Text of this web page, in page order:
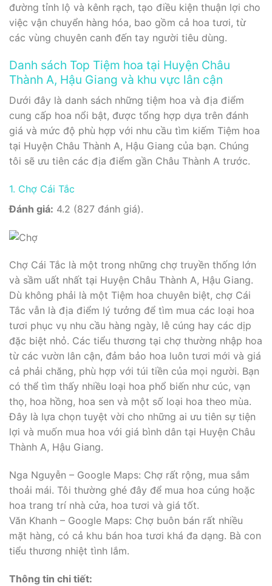
đường tỉnh lộ và kênh rạch, tạo điều kiện thuận lợi cho
việc vận chuyển hàng hóa, bao gồm cả hoa tươi, từ
các vùng chuyên canh đến tay người tiêu dùng.
Danh sách Top Tiệm hoa tại Huyện Châu
Thành A, Hậu Giang và khu vực lân cận
Dưới đây là danh sách những tiệm hoa và địa điểm
cung cấp hoa nổi bật, được tổng hợp dựa trên đánh
giá và mức độ phù hợp với nhu cầu tìm kiếm Tiệm hoa
tại Huyện Châu Thành A, Hậu Giang của bạn. Chúng
tôi sẽ ưu tiên các địa điểm gần Châu Thành A trước.
1. Chợ Cái Tắc
Đánh giá: 4.2 (827 đánh giá).
Chợ Cái Tắc là một trong những chợ truyền thống lớn
và sầm uất nhất tại Huyện Châu Thành A, Hậu Giang.
Dù không phải là một Tiệm hoa chuyên biệt, chợ Cái
Tắc vẫn là địa điểm lý tưởng để tìm mua các loại hoa
tươi phục vụ nhu cầu hàng ngày, lễ cúng hay các dịp
đặc biệt nhỏ. Các tiểu thương tại chợ thường nhập hoa
từ các vườn lân cận, đảm bảo hoa luôn tươi mới và giá
cả phải chăng, phù hợp với túi tiền của mọi người. Bạn
có thể tìm thấy nhiều loại hoa phổ biến như cúc, vạn
thọ, hoa hồng, hoa sen và một số loại hoa theo mùa.
Đây là lựa chọn tuyệt vời cho những ai ưu tiên sự tiện
lợi và muốn mua hoa với giá bình dân tại Huyện Châu
Thành A, Hậu Giang.
Nga Nguyễn – Google Maps: Chợ rất rộng, mua sắm
thoải mái. Tôi thường ghé đây để mua hoa cúng hoặc
hoa trang trí nhà cửa, hoa tươi và giá tốt.
Văn Khanh – Google Maps: Chợ buôn bán rất nhiều
mặt hàng, có cả khu bán hoa tươi khá đa dạng. Bà con
tiểu thương nhiệt tình lắm.
Thông tin chi tiết: